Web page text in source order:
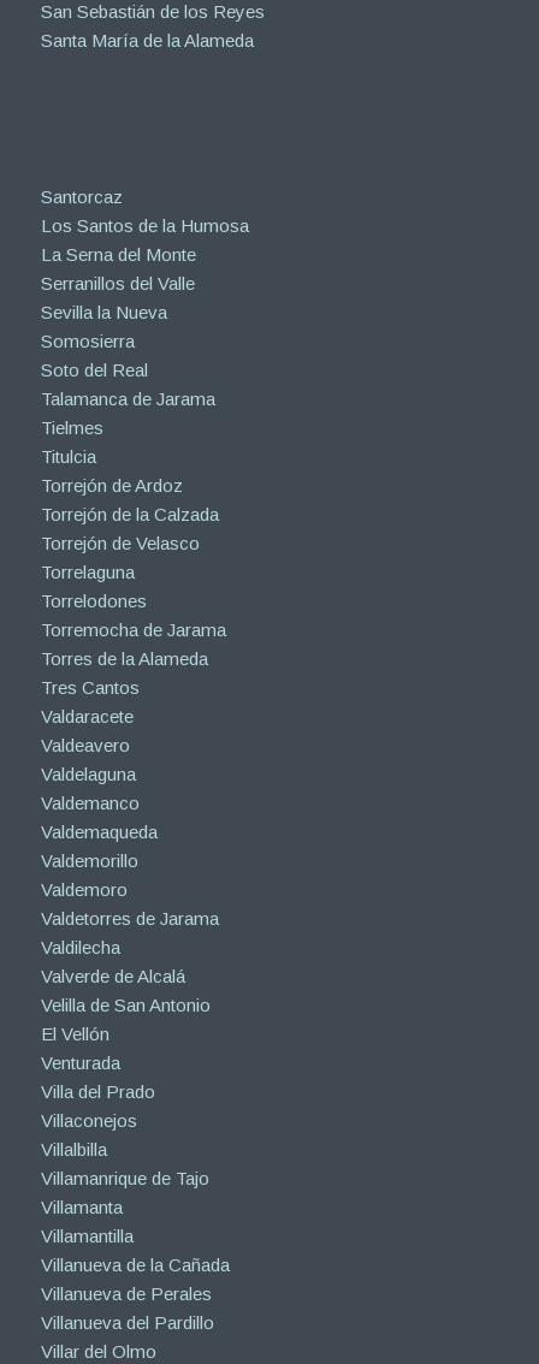
San Sebastián de los Reyes
Santa María de la Alameda
Santorcaz
Los Santos de la Humosa
La Serna del Monte
Serranillos del Valle
Sevilla la Nueva
Somosierra
Soto del Real
Talamanca de Jarama
Tielmes
Titulcia
Torrejón de Ardoz
Torrejón de la Calzada
Torrejón de Velasco
Torrelaguna
Torrelodones
Torremocha de Jarama
Torres de la Alameda
Tres Cantos
Valdaracete
Valdeavero
Valdelaguna
Valdemanco
Valdemaqueda
Valdemorillo
Valdemoro
Valdetorres de Jarama
Valdilecha
Valverde de Alcalá
Velilla de San Antonio
El Vellón
Venturada
Villa del Prado
Villaconejos
Villalbilla
Villamanrique de Tajo
Villamanta
Villamantilla
Villanueva de la Cañada
Villanueva de Perales
Villanueva del Pardillo
Villar del Olmo